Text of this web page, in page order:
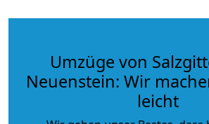
Umzüge von
Neuenstein: Wir
leicht